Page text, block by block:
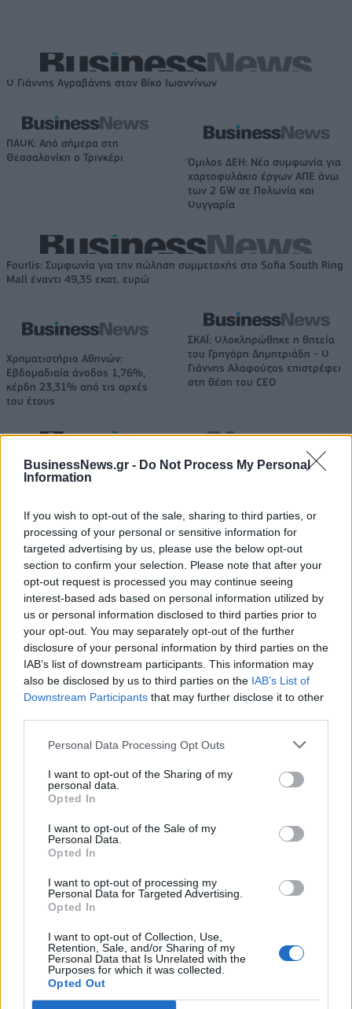
BusinessNews.gr - Do Not Process My Personal
Information
If you wish to opt-out of the sale, sharing to third parties, or
processing of your personal or sensitive information for
targeted advertising by us, please use the below opt-out
section to confirm your selection. Please note that after your
opt-out request is processed you may continue seeing
interest-based ads based on personal information utilized by
us or personal information disclosed to third parties prior to
your opt-out. You may separately opt-out of the further
disclosure of your personal information by third parties on the
IAB’s list of downstream participants. This information may
also be disclosed by us to third parties on the IAB’s List of
Downstream Participants that may further disclose it to other
Personal Data Processing Opt Outs
I want to opt-out of the Sharing of my
personal data.
Opted In
I want to opt-out of the Sale of my
Personal Data.
Opted In
I want to opt-out of processing my
Personal Data for Targeted Advertising.
Opted In
I want to opt-out of Collection, Use,
Retention, Sale, and/or Sharing of my
Personal Data that Is Unrelated with the
Purposes for which it was collected.
Opted Out
Ο Γιάννης Αγραβάνης στον Βίκο Ιωαννίνων
ΠΑΟΚ: Από σήμερα στη
Θεσσαλονίκη ο Τρινκέρι
Όμιλος ΔΕΗ: Νέα συμφωνία για
χαρτοφυλάκιο έργων ΑΠΕ άνω
των 2 GW σε Πολωνία και
Ουγγαρία
Fourlis: Συμφωνία για την πώληση συμμετοχής στο Sofia South Ring
Mall έναντι 49,35 εκατ. ευρώ
Χρηματιστήριο Αθηνών:
Εβδομαδιαία άνοδος 1,76%,
κέρδη 23,31% από τις αρχές
του έτους
ΣΚΑΪ: Ολοκληρώθηκε η θητεία
του Γρηγόρη Δημητριάδη - Ο
Γιάννης Αλαφούζος επιστρέφει
στη θέση του CEO
Media: Με ενίσχυση 8 εκατ. ευρώ σε 451 επιχειρήσεις ξεκίνησε το
πρόγραμμα στήριξης- Κάλυψη εισφορών ΕΔΟΕΑΠ
Η Toyota φέρνει νέα γενιά
μπαταριών για τα υβριδικά της
Σε κινεζική… πολιορκία η
ευρωπαϊκή
αυτοκινητοβιομηχανία
Νέο Audi A2 e-tron με στόχο την κορυφή της αποδοτικότητας
Mundo Deportivo για
Παναθηναϊκό: «Μια πεντάδα
Εθνική Κορασίδων: Απέναντι
στη Δανία για το 2/2 στο
Ελληνική Αναπτυξιακή Τράπεζα: Με «προίκα» 2 δισ. ευρώ ανοίγει
δρόμο για δάνεια έως 5 δισ. σε μικρομεσαίες
Β.Σ. Καρούλιας: Τζίρος 98,7
εκατ. ευρώ και αύξηση κερδών
57% - Τα νέα στοιχήματα σε
Deloitte Ελλάδος:
Χρηματοοικονομικός
ενέργειας
Η Chery επενδύει 75 εκατ. δολάρια στην KG Mobility